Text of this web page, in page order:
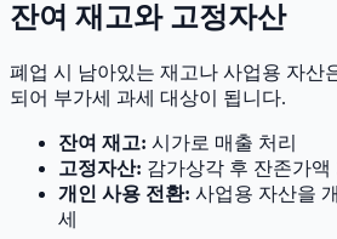
잔여 재고와 고정자산
폐업 시 남아있는 재고나 사업용 자산
되어 부가세 과세 대상이 됩니다.
잔여 재고: 시가로 매출 처리
고정자산: 감가상각 후 잔존가액
개인 사용 전환: 사업용 자산을
세